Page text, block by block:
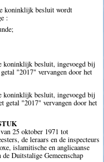
koninklijk besluit wordt
:
koninklijk besluit, ingevoegd bij
"2017" vervangen door het
koninklijk besluit, ingevoegd bij
getal "2017" vervangen door het
25 oktober 1971 tot
de leraars en de inspecteurs
islamitische en anglicaanse
Duitstalige Gemeenschap